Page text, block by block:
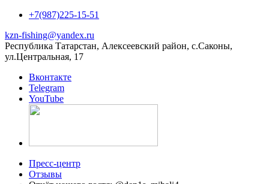
+7(987)225-15-51
kzn-fishing@yandex.ru
Республика Татарстан, Алексеевский район, с.Саконы,
ул.Центральная, 17
Вконтакте
Telegram
YouTube
Пресс-центр
Отзывы